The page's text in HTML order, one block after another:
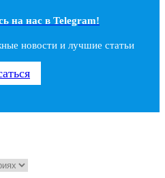
на наc в Telegram!
новости и лучшие статьи